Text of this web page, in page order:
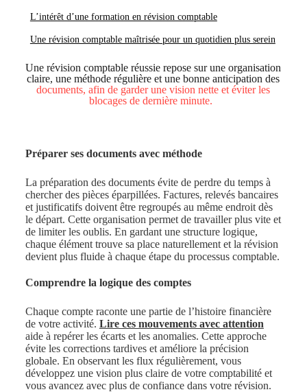
Une révision comptable réussie repose sur une organisation
claire, une méthode régulière et une bonne anticipation des
documents, afin de garder une vision nette et éviter les
blocages de dernière minute.
L’intérêt d’une formation en révision comptable
Une révision comptable maîtrisée pour un quotidien plus serein
Préparer ses documents avec méthode
La préparation des documents évite de perdre du temps à
chercher des pièces éparpillées. Factures, relevés bancaires
et justificatifs doivent être regroupés au même endroit dès
le départ. Cette organisation permet de travailler plus vite et
de limiter les oublis. En gardant une structure logique,
chaque élément trouve sa place naturellement et la révision
devient plus fluide à chaque étape du processus comptable.
Comprendre la logique des comptes
Chaque compte raconte une partie de l’histoire financière
de votre activité. Lire ces mouvements avec attention
aide à repérer les écarts et les anomalies. Cette approche
évite les corrections tardives et améliore la précision
globale. En observant les flux régulièrement, vous
développez une vision plus claire de votre comptabilité et
vous avancez avec plus de confiance dans votre révision.